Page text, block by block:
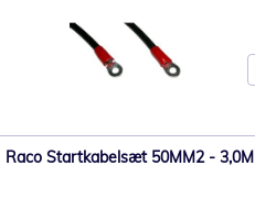
Raco Startkabelsæt 50MM2 - 3,0M